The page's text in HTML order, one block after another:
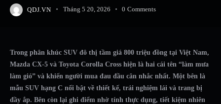
QDJ.VN Tháng 5 20, 2026 0 Comments
Trong phân khúc SUV đô thị tầm giá 800 triệu đồng tại Việt Nam,
Mazda CX-5 và Toyota Corolla Cross hiện là hai cái tên “làm mưa
làm gió” và khiến người mua đau đầu cân nhắc nhất. Một bên là
mẫu SUV hạng C nổi bật về thiết kế, trải nghiệm lái và trang bị
đầy ắp. Bên còn lại ghi điểm nhờ tính thực dụng, tiết kiệm nhiên